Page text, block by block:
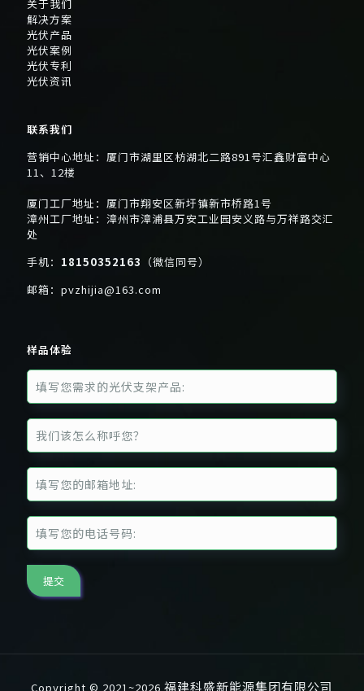
关于我们
解决方案
光伏产品
光伏案例
光伏专利
光伏资讯
联系我们
营销中心地址：厦门市湖里区枋湖北二路891号汇鑫财富中心
11、12楼
厦门工厂地址：厦门市翔安区新圩镇新市桥路1号
漳州工厂地址：漳州市漳浦县万安工业园安义路与万祥路交汇
处
手机： 18150352163 （微信同号）
邮箱： pvzhijia@163.com
样品体验
Copyright © 2021~2026 福建科盛新能源集团有限公司